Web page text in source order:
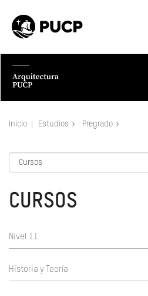
Inicio Estudios Pregrado
CURSOS
Nivel 11
Historia y Teoría